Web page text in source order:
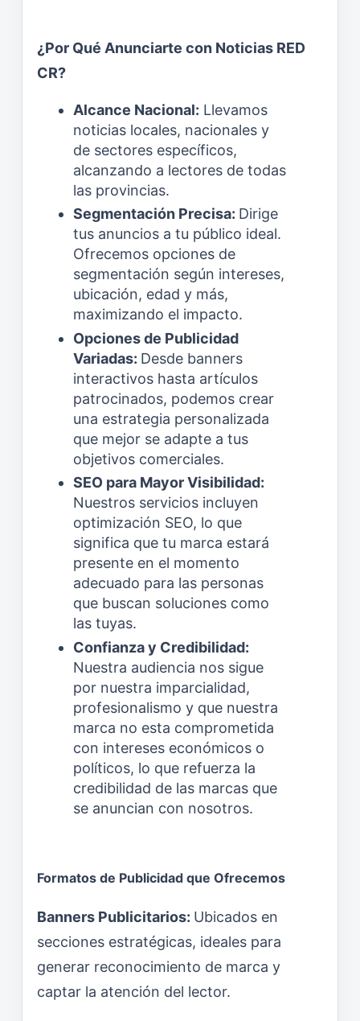
¿Por Qué Anunciarte con Noticias RED
CR?
Alcance Nacional: Llevamos
noticias locales, nacionales y
de sectores específicos,
alcanzando a lectores de todas
las provincias.
Segmentación Precisa: Dirige
tus anuncios a tu público ideal.
Ofrecemos opciones de
segmentación según intereses,
ubicación, edad y más,
maximizando el impacto.
Opciones de Publicidad
Variadas: Desde banners
interactivos hasta artículos
patrocinados, podemos crear
una estrategia personalizada
que mejor se adapte a tus
objetivos comerciales.
SEO para Mayor Visibilidad:
Nuestros servicios incluyen
optimización SEO, lo que
significa que tu marca estará
presente en el momento
adecuado para las personas
que buscan soluciones como
las tuyas.
Confianza y Credibilidad:
Nuestra audiencia nos sigue
por nuestra imparcialidad,
profesionalismo y que nuestra
marca no esta comprometida
con intereses económicos o
políticos, lo que refuerza la
credibilidad de las marcas que
se anuncian con nosotros.
Formatos de Publicidad que Ofrecemos
Banners Publicitarios: Ubicados en
secciones estratégicas, ideales para
generar reconocimiento de marca y
captar la atención del lector.